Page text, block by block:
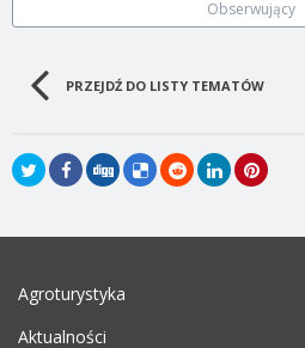
Obserwujący
PRZEJDŹ DO LISTY TEMATÓW
Agroturystyka
Aktualności